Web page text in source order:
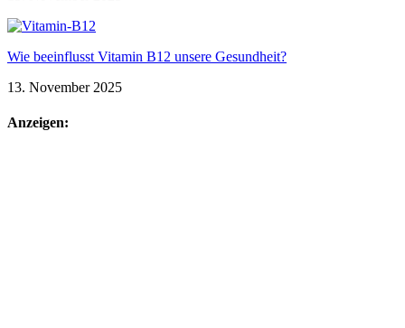
Wie beeinflusst Vitamin B12 unsere Gesundheit?
13. November 2025
Anzeigen: